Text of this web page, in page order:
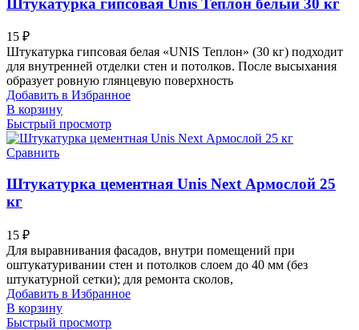
15 ₽
Штукатурка гипсовая белая «UNIS Теплон» (30 кг) подходит
для внутренней отделки стен и потолков. После высыхания
образует ровную глянцевую поверхность
Добавить в Избранное
В корзину
Быстрый просмотр
Сравнить
Штукатурка цементная Unis Next Армослой 25
кг
15 ₽
Для выравнивания фасадов, внутри помещений при
оштукатуривании стен и потолков слоем до 40 мм (без
штукатурной сетки); для ремонта сколов,
Добавить в Избранное
В корзину
Быстрый просмотр